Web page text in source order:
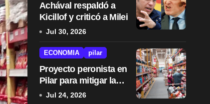
Achával respaldó a
Kicillof y criticó a Milei
Jul 30, 2026
ECONOMIA pilar
Proyecto peronista en
Pilar para mitigar la
suba de tasas
Jul 24, 2026